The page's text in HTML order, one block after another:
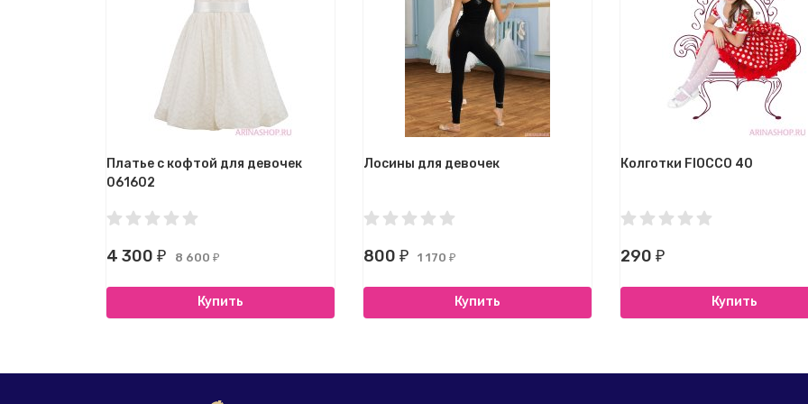
Платье с кофтой для девочек
061602
4 300 ₽ 8 600 ₽
Купить
Лосины для девочек
800 ₽ 1 170 ₽
Купить
Колготки FIOCCO 40
290 ₽
Купить